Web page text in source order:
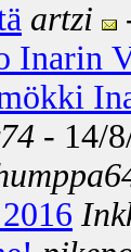
artzi
Inarin
- 14/